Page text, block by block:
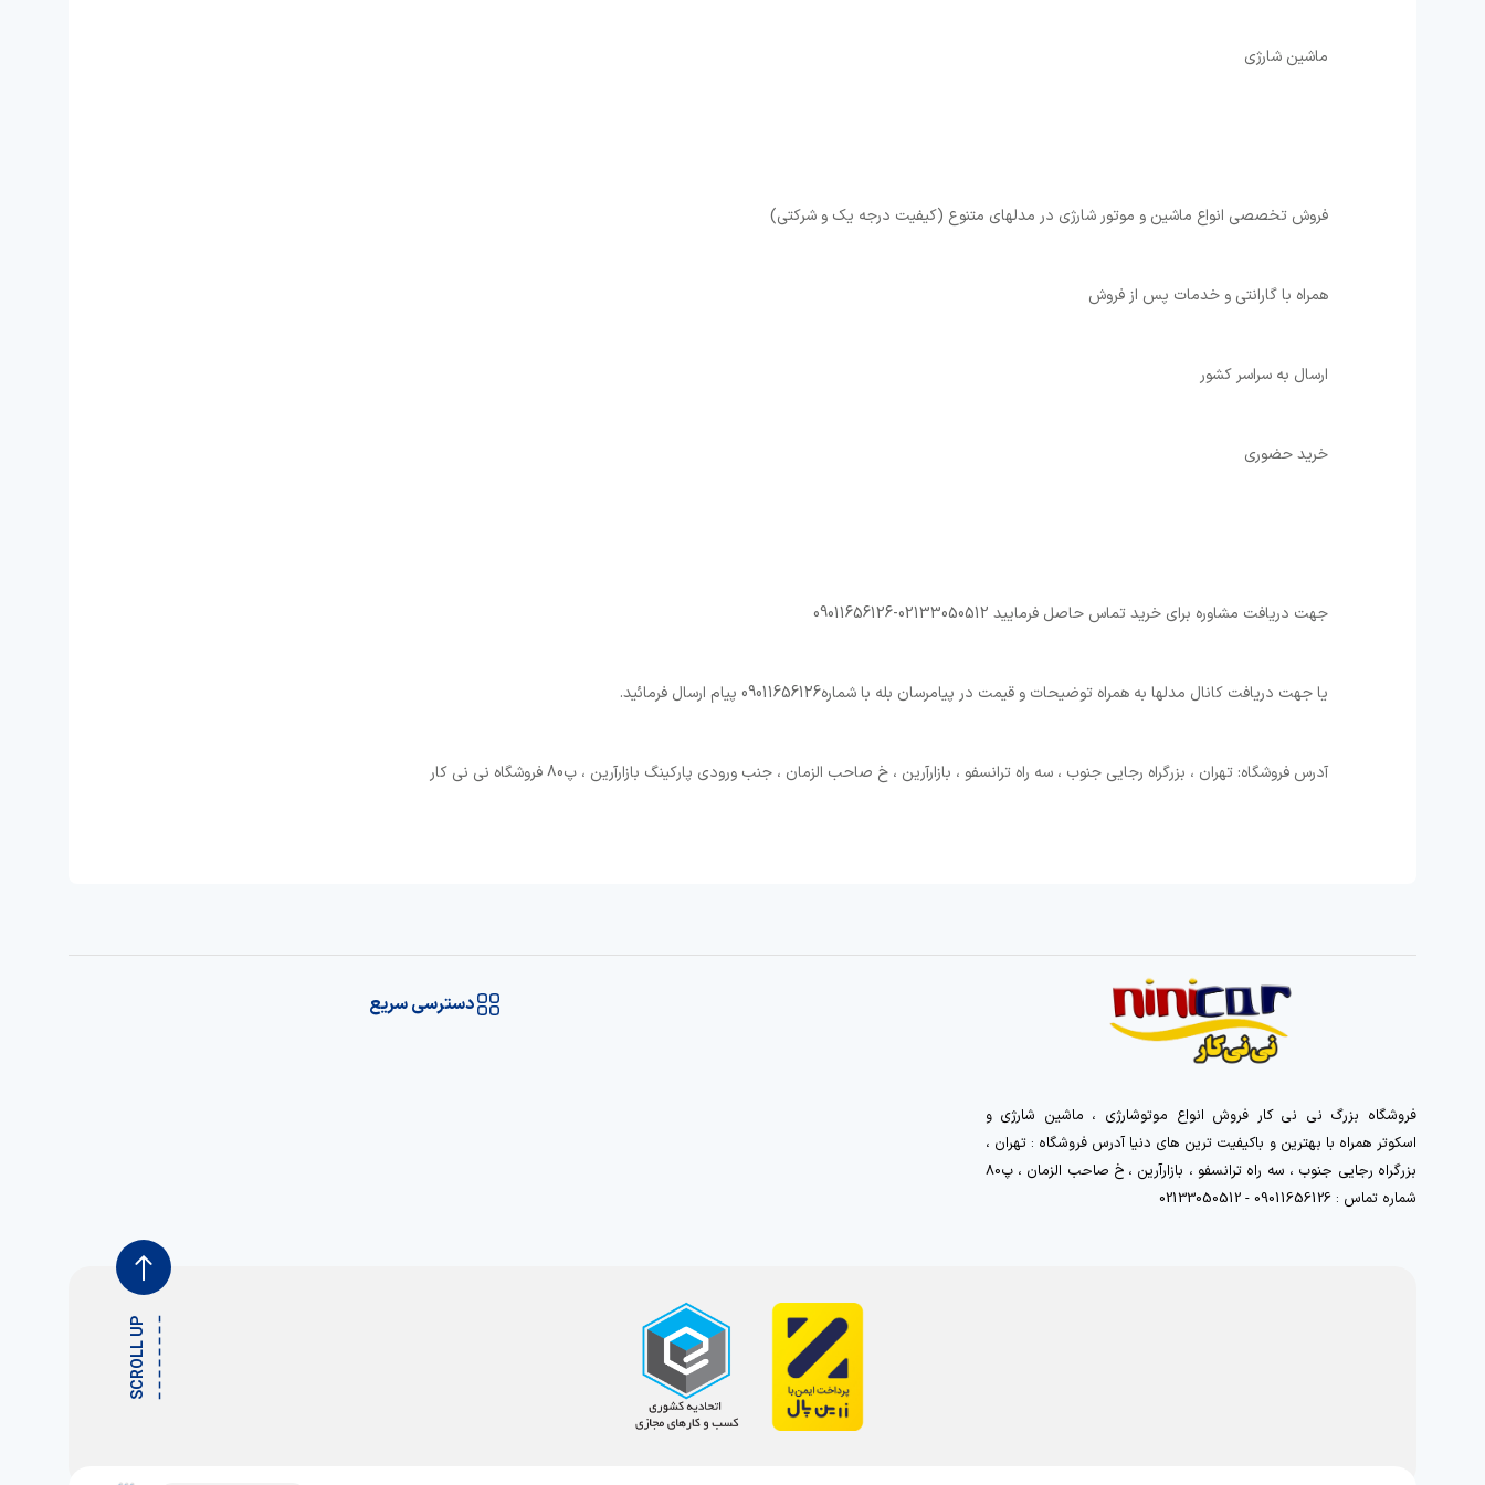
ماشین شارژی
فروش تخصصی انواع ماشین و موتور شارژی در مدلهای متنوع (کیفیت درجه یک و شرکتی)
همراه با گارانتی و خدمات پس از فروش
ارسال به سراسر کشور
خرید حضوری
جهت دریافت مشاوره برای خرید تماس حاصل فرمایید 02133050512-09011656126
یا جهت دریافت کانال مدلها به همراه توضیحات و قیمت در پیامرسان بله با شماره09011656126 پیام ارسال فرمائید.
آدرس فروشگاه: تهران ، بزرگراه رجایی جنوب ، سه راه ترانسفو ، بازارآرین ، خ صاحب الزمان ، جنب ورودی پارکینگ بازارآرین ، پ80 فروشگاه نی نی کار
فروشگاه بزرگ نی نی کار فروش انواع موتوشارژی ، ماشین شارژی و
اسکوتر همراه با بهترین و باکیفیت ترین های دنیا آدرس فروشگاه : تهران ،
بزرگراه رجایی جنوب ، سه راه ترانسفو ، بازارآرین ، خ صاحب الزمان ، پ80
شماره تماس : 09011656126 - 02133050512
دسترسی سریع
SCROLL UP